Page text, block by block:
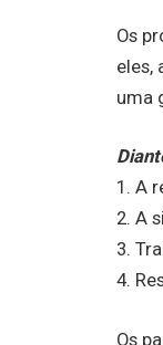
Os
eles,
uma
1. A
2. A
3.
4.
Os